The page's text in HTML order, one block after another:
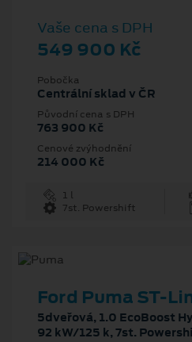
Vaše cena s DPH
549 900 Kč
Pobočka
Centrální sklad v ČR
Původní cena s DPH
763 900 Kč
Cenové zvýhodnění
214 000 Kč
1 l
7st. Powershift
Ford Puma ST-
5dveřová, 1.0 EcoBoost
92 kW/125 k, 7st.